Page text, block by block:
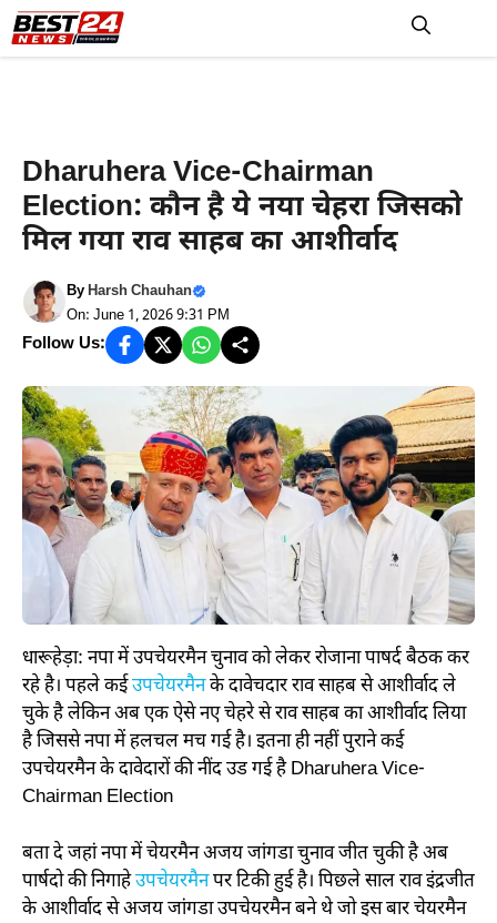
Skip
to
Dharuhera Vice-Chairman
Election: कौन है ये नया चेहरा जिसको
मिल गया राव साहब का आशीर्वाद
ByHarsh Chauhan
On: June 1, 2026 9:31 PM
Follow Us:
धारूहेड़ा: नपा में उपचेयरमैन चुनाव को लेकर रोजाना पाषर्द बैठक कर
रहे है। पहले कईउपचेयरमैनके दावेचदार राव साहब से आशीर्वाद ले
चुके है लेकिन अब एक ऐसे नए चेहरे से राव साहब का आशीर्वाद लिया
है जिससे नपा में हलचल मच गई है। इतना ही नहीं पुराने कई
उपचेयरमैन के दावेदारों की नींद उड गई हैDharuhera Vice-
Chairman Election
बता दे जहां नपा में चेयरमैन अजय जांगडा चुनाव जीत चुकी है अब
पार्षदो की निगाहेउपचेयरमैनपर टिकी हुई है। पिछले साल राव इंद्रजीत
के आशीर्वाद से अजय जांगडा उपचेयरमैन बने थे जो इस बार चेयरमैन